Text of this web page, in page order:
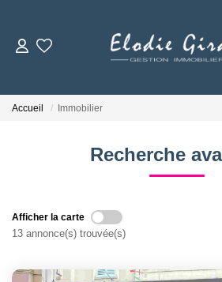
LOCATIONS
GESTION
NOS TARIFS
Accueil Immobilier
Recherche
Afficher la carte
13 annonce(s) trouvée(s)